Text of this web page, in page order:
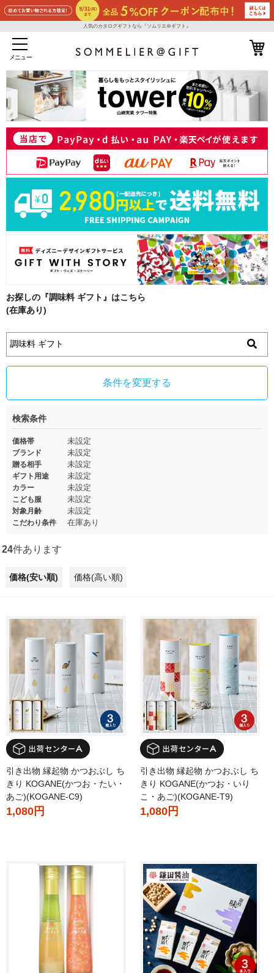
人気のカタログギフトなら『ソムリエ＠ギフト』
メニュー
お探しの『調味料 ギフト』はこちら
(在庫あり)
条件を変更する
検索条件
価格帯 未設定
ブランド 未設定
贈る相手 未設定
ギフト用途 未設定
カラー 未設定
こども服 未設定
対象月齢 未設定
こだわり条件 在庫あり
24件あります
価格(安い順) 価格(高い順)
引き出物 縁起物 かつおぶし ち
きり KOGANE(かつお・たい・
あご)(KOGANE-C9)
1,080円
引き出物 縁起物 かつおぶし ち
きり KOGANE(かつお・いり
こ・あご)(KOGANE-T9)
1,080円